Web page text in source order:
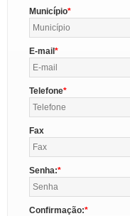
Município
E-mail
Telefone
Fax
Senha:
Confirmação: